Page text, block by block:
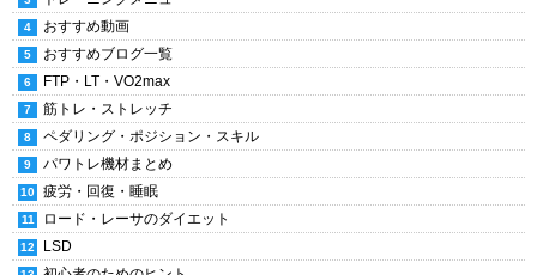
おすすめ動画
おすすめブログ一覧
FTP・LT・VO2max
筋トレ・ストレッチ
ペダリング・ポジション・スキル
パワトレ機材まとめ
疲労・回復・睡眠
ロード・レーサのダイエット
LSD